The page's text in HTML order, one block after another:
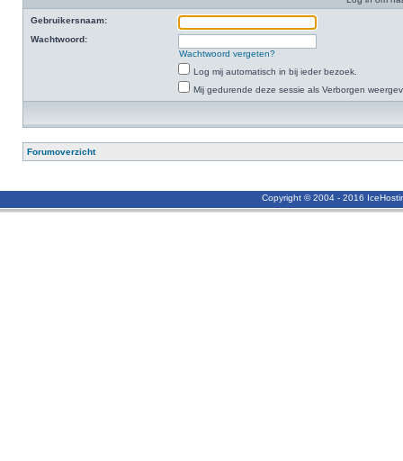
Gebruikersnaam:
Wachtwoord:
Wachtwoord vergeten?
Log mij automatisch in bij ieder bezoek.
Mij gedurende deze sessie als Verborgen
Forumoverzicht
Copyright © 2004 - 2016